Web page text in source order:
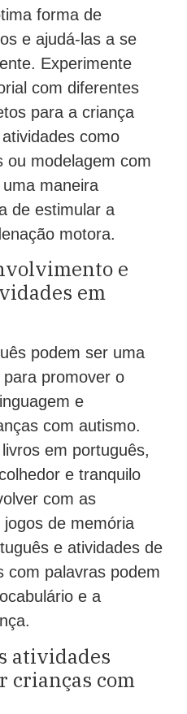
forma de
e ajudá-las a se
Experimente
com diferentes
para a criança
como
ou modelagem com
maneira
de estimular a
motora.
e
em
podem ser uma
promover o
e
com autismo.
em português,
e tranquilo
com as
jogos de memória
e atividades de
com palavras podem
e a
atividades
crianças com